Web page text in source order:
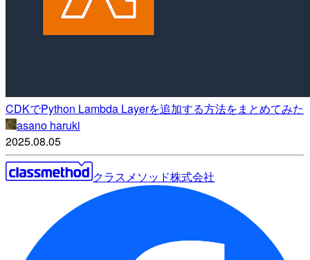
CDKでPython Lambda Layerを追加する方法をまとめてみた
asano haruki
2025.08.05
クラスメソッド株式会社